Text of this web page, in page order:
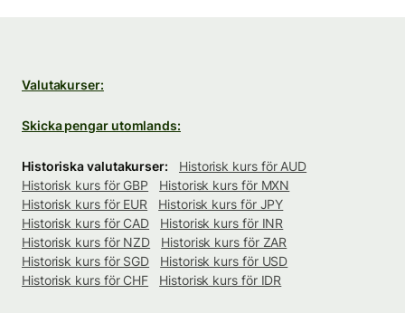
Valutakurser:
Skicka pengar utomlands:
Historiska valutakurser:
Historisk kurs för AUD
Historisk kurs för GBP
Historisk kurs för MXN
Historisk kurs för EUR
Historisk kurs för JPY
Historisk kurs för CAD
Historisk kurs för INR
Historisk kurs för NZD
Historisk kurs för ZAR
Historisk kurs för SGD
Historisk kurs för USD
Historisk kurs för CHF
Historisk kurs för IDR